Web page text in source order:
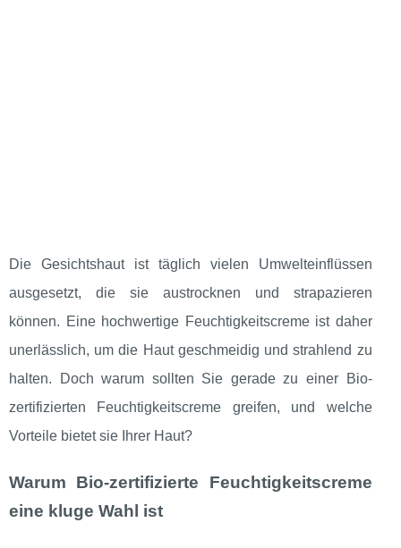
Die Gesichtshaut ist täglich vielen Umwelteinflüssen
ausgesetzt, die sie austrocknen und strapazieren
können. Eine hochwertige Feuchtigkeitscreme ist daher
unerlässlich, um die Haut geschmeidig und strahlend zu
halten. Doch warum sollten Sie gerade zu einer Bio-
zertifizierten Feuchtigkeitscreme greifen, und welche
Vorteile bietet sie Ihrer Haut?
Warum Bio-zertifizierte Feuchtigkeitscreme
eine kluge Wahl ist